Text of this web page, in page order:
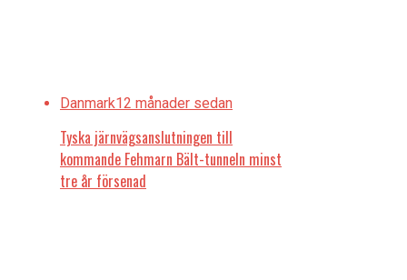
Danmark12 månader sedan
Tyska järnvägsanslutningen till
kommande Fehmarn Bält-tunneln minst
tre år försenad